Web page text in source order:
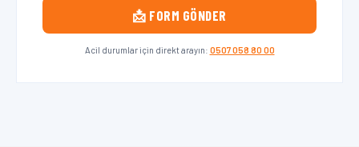
📩 FORM GÖNDER
Acil durumlar için direkt arayın: 0507 058 80 00